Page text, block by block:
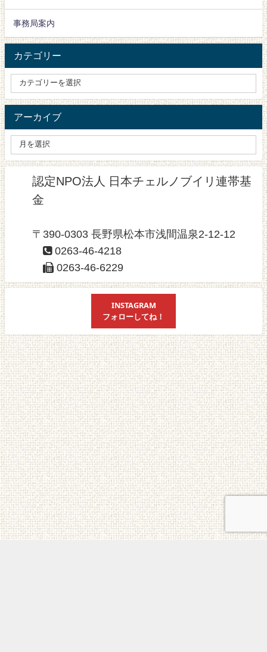
事務局案内
カテゴリー
アーカイブ
認定NPO法人 日本チェルノブイリ連帯基
金
〒390-0303 長野県松本市浅間温泉2-12-12
0263-46-4218
0263-46-6229
INSTAGRAM
フォローしてね！